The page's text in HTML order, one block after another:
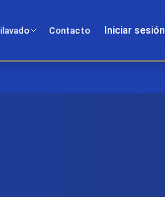
Contacto Iniciar sesión